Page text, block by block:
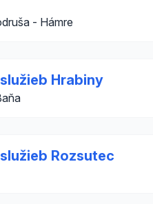
- Hámre
Hrabiny
Rozsutec